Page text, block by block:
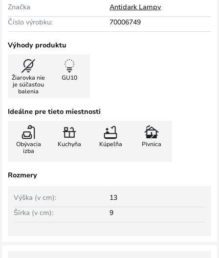
Značka
Antidark Lampy
Číslo výrobku:
70006749
Výhody produktu
Žiarovka nie
je súčasťou
balenia
GU10
Ideálne pre tieto miestnosti
Obývacia
izba
Kuchyňa Kúpeľňa Pivnica
Rozmery
Šírka (v cm): 9
Výška (v cm): 13